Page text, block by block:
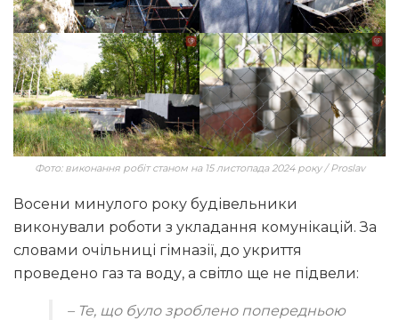
Фото: виконання робіт станом на 15 листопада 2024 року / Proslav
Восени минулого року будівельники
виконували роботи з укладання комунікацій. За
словами очільниці гімназії, до укриття
проведено газ та воду, а світло ще не підвели:
– Те, що було зроблено попередньою